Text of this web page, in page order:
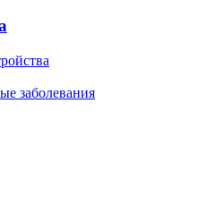
заболевания